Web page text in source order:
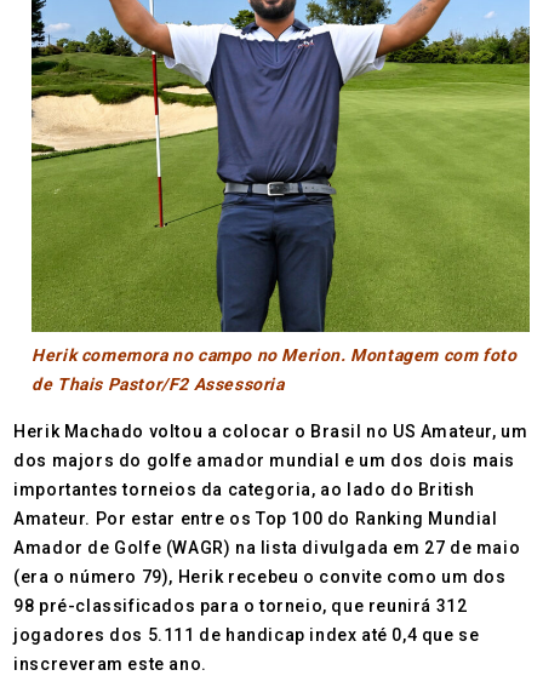
Herik comemora no campo no Merion. Montagem com foto
de Thais Pastor/F2 Assessoria
Herik Machado voltou a colocar o Brasil no US Amateur, um
dos majors do golfe amador mundial e um dos dois mais
importantes torneios da categoria, ao lado do British
Amateur. Por estar entre os Top 100 do Ranking Mundial
Amador de Golfe (WAGR) na lista divulgada em 27 de maio
(era o número 79), Herik recebeu o convite como um dos
98 pré-classificados para o torneio, que reunirá 312
jogadores dos 5.111 de handicap index até 0,4 que se
inscreveram este ano.